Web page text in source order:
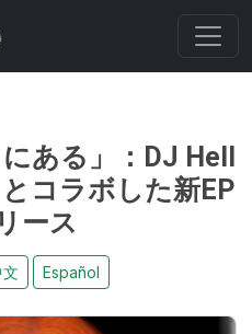
ある」：DJ Hell
コラボした新EP
ース
Español